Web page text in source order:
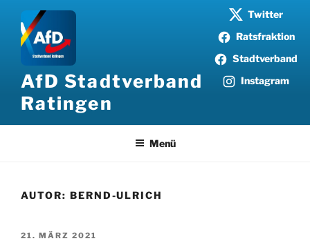
Twitter
Ratsfraktion
Stadtverband
Instagram
Inhalt
springen
AfD Stadtverband
Ratingen
Menü
AUTOR: BERND-ULRICH
VERÖFFENTLICHT
21. MÄRZ 2021